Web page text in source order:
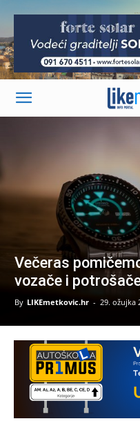
Večeras
vozače i
By LIKEmetkovic.hr - 29. ožujka